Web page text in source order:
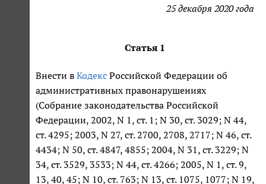
25 декабря 2020 года
Статья 1
Внести в Кодекс Российской Федерации об
административных правонарушениях
(Собрание законодательства Российской
Федерации, 2002, N 1, ст. 1; N 30, ст. 3029; N 44,
ст. 4295; 2003, N 27, ст. 2700, 2708, 2717; N 46, ст.
4434; N 50, ст. 4847, 4855; 2004, N 31, ст. 3229; N
34, ст. 3529, 3533; N 44, ст. 4266; 2005, N 1, ст. 9,
13, 40, 45; N 10, ст. 763; N 13, ст. 1075, 1077; N 19,